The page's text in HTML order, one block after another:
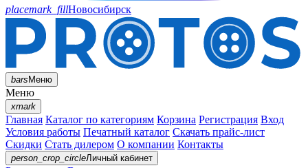
placemark_fillНовосибирск
barsМеню
Меню
xmark
Главная Каталог по категориям Корзина Регистрация Вход
Условия работы Печатный каталог Скачать прайс-лист
Скидки Стать дилером О компании Контакты
person_crop_circleЛичный кабинет